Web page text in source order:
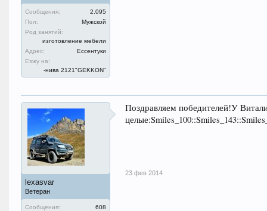
Сообщения:
2.095
Пол:
Мужской
Род занятий:
изготовление мебели
Адрес:
Ессентуки
Езжу на:
-нива 2121"GEKKON"
lexasvar
Ветеран
Сообщения:
608
Поздравляем победителей!У
23 фев 2014